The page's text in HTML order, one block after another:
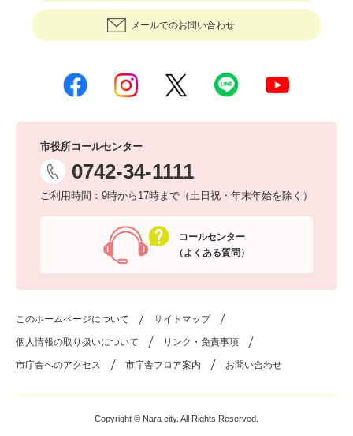
メールでのお問い合わせ
市役所コールセンター
0742-34-1111
ご利用時間：9時から17時まで（土日祝・年末年始を除く）
コールセンター
（よくある質問）
このホームページについて サイトマップ
個人情報の取り扱いについて リンク・免責事項
市庁舎へのアクセス 市庁舎フロア案内 お問い合わせ
Copyright © Nara city. All Rights Reserved.